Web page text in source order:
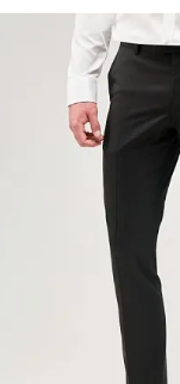
Размер
48 / 48
Добавить